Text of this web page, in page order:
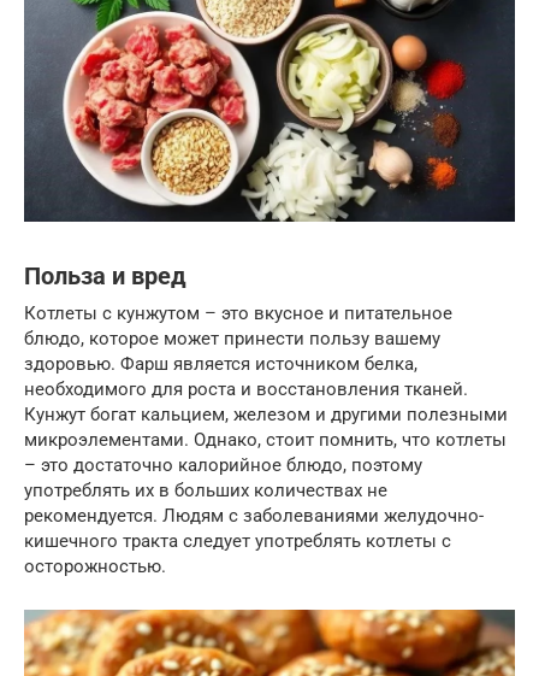
Польза и вред
Котлеты с кунжутом – это вкусное и питательное
блюдо, которое может принести пользу вашему
здоровью. Фарш является источником белка,
необходимого для роста и восстановления тканей.
Кунжут богат кальцием, железом и другими полезными
микроэлементами. Однако, стоит помнить, что котлеты
– это достаточно калорийное блюдо, поэтому
употреблять их в больших количествах не
рекомендуется. Людям с заболеваниями желудочно-
кишечного тракта следует употреблять котлеты с
осторожностью.